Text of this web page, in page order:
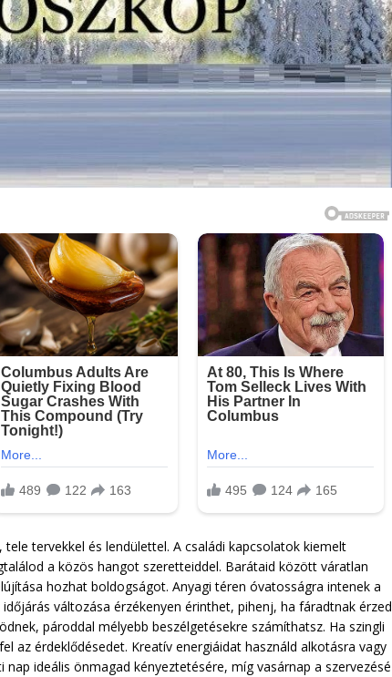
tervekkel és lendülettel. A családi kapcsolatok kiemelt
a közös hangot szeretteiddel. Barátaid között váratlan
hozhat boldogságot. Anyagi téren óvatosságra intenek a
változása érzékenyen érinthet, pihenj, ha fáradtnak érzed
pároddal mélyebb beszélgetésekre számíthatsz. Ha szingli
az érdeklődésedet. Kreatív energiáidat használd alkotásra vagy
ideális önmagad kényeztetésére, míg vasárnap a szervezésé